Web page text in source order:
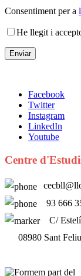
Consentiment per a
He llegit i
Facebook
Twitter
Instagram
LinkedIn
Youtube
Centre
93 666
C/
08980 Sant